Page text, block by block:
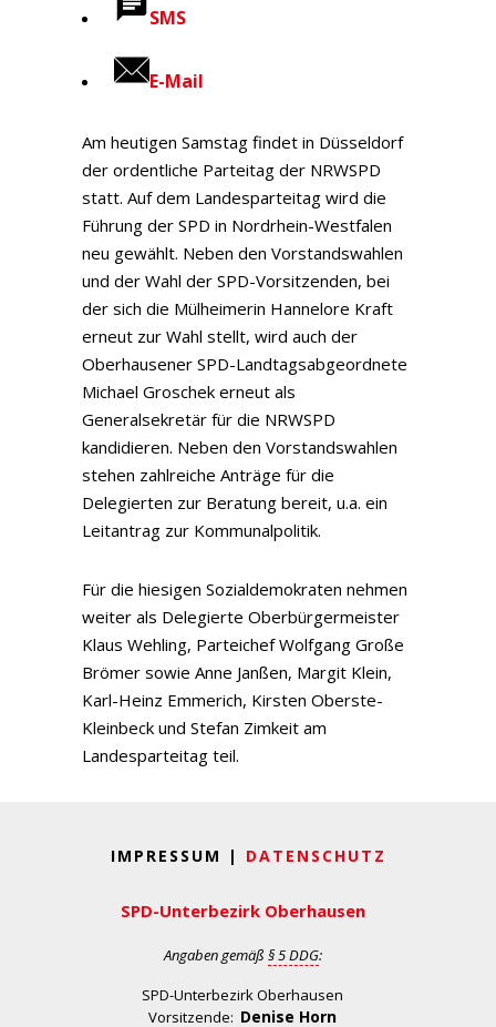
SMS
E-Mail
Am heutigen Samstag findet in Düsseldorf
der ordentliche Parteitag der NRWSPD
statt. Auf dem Landesparteitag wird die
Führung der SPD in Nordrhein-Westfalen
neu gewählt. Neben den Vorstandswahlen
und der Wahl der SPD-Vorsitzenden, bei
der sich die Mülheimerin Hannelore Kraft
erneut zur Wahl stellt, wird auch der
Oberhausener SPD-Landtagsabgeordnete
Michael Groschek erneut als
Generalsekretär für die NRWSPD
kandidieren. Neben den Vorstandswahlen
stehen zahlreiche Anträge für die
Delegierten zur Beratung bereit, u.a. ein
Leitantrag zur Kommunalpolitik.
Für die hiesigen Sozialdemokraten nehmen
weiter als Delegierte Oberbürgermeister
Klaus Wehling, Parteichef Wolfgang Große
Brömer sowie Anne Janßen, Margit Klein,
Karl-Heinz Emmerich, Kirsten Oberste-
Kleinbeck und Stefan Zimkeit am
Landesparteitag teil.
IMPRESSUM | DATENSCHUTZ
SPD-Unterbezirk Oberhausen
Angaben gemäß § 5 DDG:
SPD-Unterbezirk Oberhausen
Vorsitzende: Denise Horn